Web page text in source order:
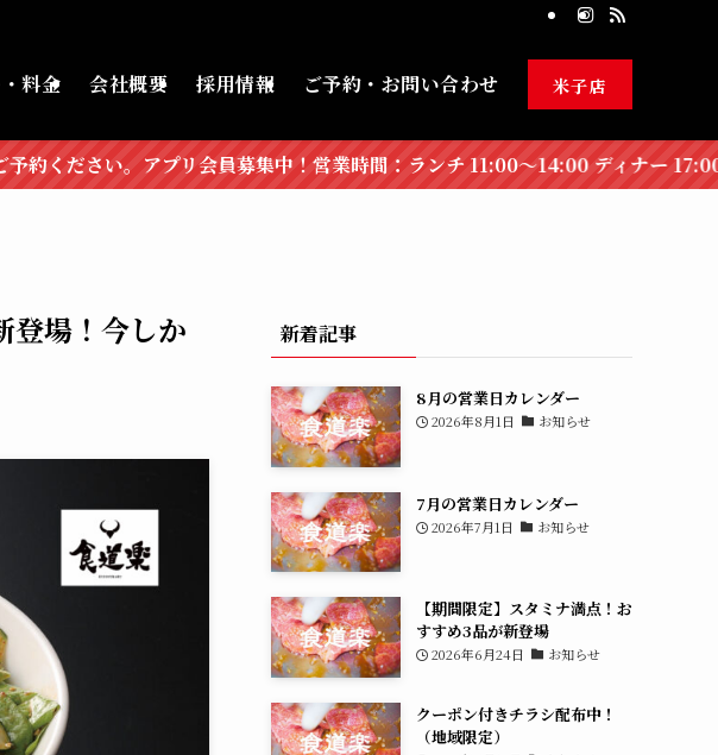
料金 会社概要 採用情報 ご予約・お問い合わせ 米子店
プリ会員募集中！営業時間：ランチ 11:00〜14:00 ディナー 17:00〜21:30
登場！今しか
新着記事
8月の営業日カレンダー
2026年8月1日 お知らせ
7月の営業日カレンダー
2026年7月1日 お知らせ
【期間限定】スタミナ満点！お
すすめ3品が新登場
2026年6月24日 お知らせ
クーポン付きチラシ配布中！
（地域限定）